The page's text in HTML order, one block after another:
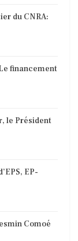
du CNRA:
financement
le Président
EP-
Comoé